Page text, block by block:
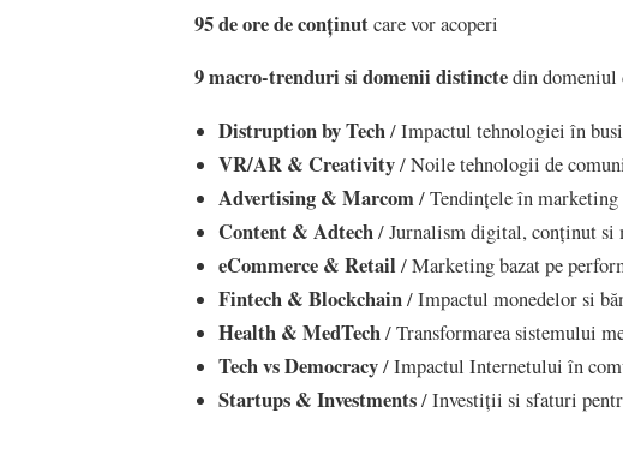
95 de ore de conținutcare vor acoperi
9 macro-trenduri si domenii distinctedin domeniul
Distruption by Tech/ Impactul tehnologiei în
VR/AR & Creativity/ Noile tehnologii de
Advertising & Marcom/ Tendințele în marketing
Content & Adtech/ Jurnalism digital, conținut si
eCommerce & Retail / Marketing bazat pe
Fintech & Blockchain/ Impactul monedelor si
Health & MedTech/ Transformarea sistemului
Tech vs Democracy/ Impactul Internetului în
Startups & Investments/ Investiții si sfaturi